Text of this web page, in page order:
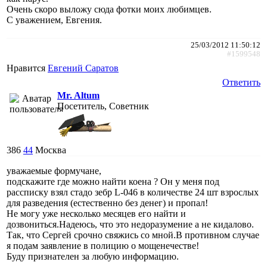
Очень скоро выложу сюда фотки моих любимцев.
С уважением, Евгения.
25/03/2012 11:50:12
#1599548
Нравится Евгений Саратов
Ответить
Mr. Altum
Посетитель, Советник
386 44 Москва
уважаемые формучане,
подскажите где можно найти коена ? Он у меня под
рассписку взял стадо зебр L-046 в количестве 24 шт взрослых
для разведения (естественно без денег) и пропал!
Не могу уже несколько месяцев его найти и
дозвониться.Надеюсь, что это недоразумение а не кидалово.
Так, что Сергей срочно свяжись со мной.В противном случае
я подам заявление в полицию о мощенечестве!
Буду признателен за любую информацию.